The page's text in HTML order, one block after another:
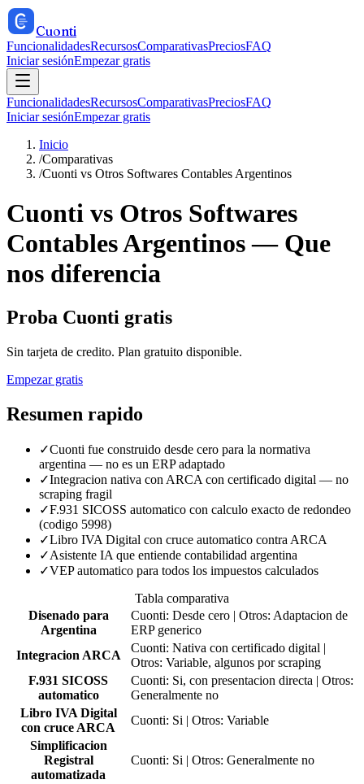
Cuonti
FuncionalidadesRecursosComparativasPreciosFAQ
Iniciar sesiónEmpezar gratis
FuncionalidadesRecursosComparativasPreciosFAQ
Iniciar sesiónEmpezar gratis
Inicio
/Comparativas
/Cuonti vs Otros Softwares Contables Argentinos
Cuonti vs Otros Softwares
Contables Argentinos — Que
nos diferencia
Proba Cuonti gratis
Sin tarjeta de credito. Plan gratuito disponible.
Empezar gratis
Resumen rapido
✓Cuonti fue construido desde cero para la normativa
argentina — no es un ERP adaptado
✓Integracion nativa con ARCA con certificado digital — no
scraping fragil
✓F.931 SICOSS automatico con calculo exacto de redondeo
(codigo 5998)
✓Libro IVA Digital con cruce automatico contra ARCA
✓Asistente IA que entiende contabilidad argentina
✓VEP automatico para todos los impuestos calculados
Tabla comparativa
Disenado para
Argentina
Cuonti: Desde cero | Otros: Adaptacion de
ERP generico
Integracion ARCA
Cuonti: Nativa con certificado digital |
Otros: Variable, algunos por scraping
F.931 SICOSS
automatico
Cuonti: Si, con presentacion directa | Otros:
Generalmente no
Libro IVA Digital
con cruce ARCA
Cuonti: Si | Otros: Variable
Simplificacion
Registral
automatizada
Cuonti: Si | Otros: Generalmente no